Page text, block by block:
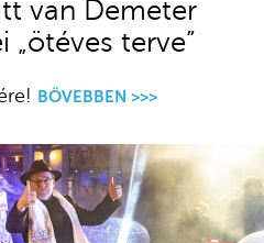
van Demeter
„ötéves terve”
BŐVEBBEN >>>